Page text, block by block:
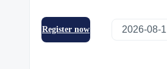
Register now